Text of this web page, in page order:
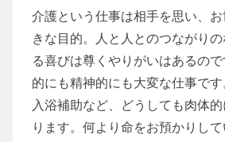
介護という仕事は相手を思い、
きな目的。人と人とのつながり
る喜びは尊くやりがいはあるの
的にも精神的にも大変な仕事で
入浴補助など、どうしても肉体
ります。何より命をお預かりし